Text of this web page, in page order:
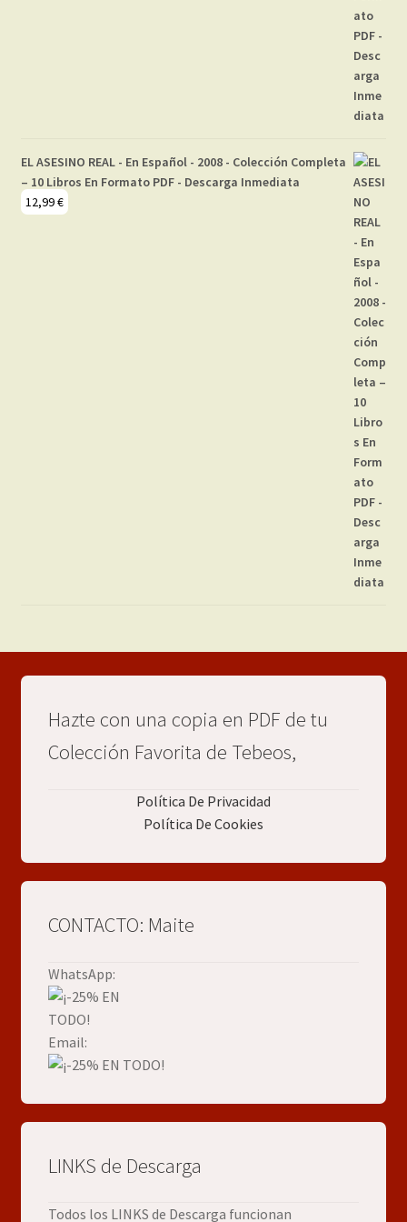
EL ASESINO REAL - En Español - 2008 - Colección Completa
– 10 Libros En Formato PDF - Descarga Inmediata
12,99€
Hazte con una copia en PDF de tu
Colección Favorita de Tebeos,
Política De Privacidad
Política De Cookies
CONTACTO: Maite
WhatsApp:
Email:
LINKS de Descarga
Todos los LINKS de Descarga funcionan